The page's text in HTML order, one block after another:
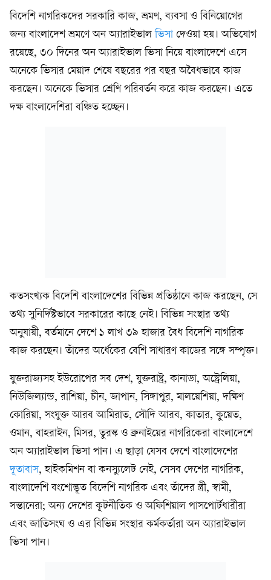
বিদেশি নাগরিকদের সরকারি কাজ, ভ্রমণ, ব্যবসা ও বিনিয়োগের
জন্য বাংলাদেশ ভ্রমণে অন অ্যারাইভালভিসাদেওয়া হয়। অভিযোগ
রয়েছে, ৩০ দিনের অন অ্যারাইভাল ভিসা নিয়ে বাংলাদেশে এসে
অনেকে ভিসার মেয়াদ শেষে বছরের পর বছর অবৈধভাবে কাজ
করছেন। অনেকে ভিসার শ্রেণি পরিবর্তন করে কাজ করছেন। এতে
দক্ষ বাংলাদেশিরা বঞ্চিত হচ্ছেন।
কতসংখ্যক বিদেশি বাংলাদেশের বিভিন্ন প্রতিষ্ঠানে কাজ করছেন, সে
তথ্য সুনির্দিষ্টভাবে সরকারের কাছে নেই। বিভিন্ন সংস্থার তথ্য
অনুযায়ী, বর্তমানে দেশে ১ লাখ ৩৯ হাজার বৈধ বিদেশি নাগরিক
কাজ করছেন। তাঁদের অর্ধেকের বেশি সাধারণ কাজের সঙ্গে সম্পৃক্ত।
যুক্তরাজ্যসহ ইউরোপের সব দেশ, যুক্তরাষ্ট্র, কানাডা, অস্ট্রেলিয়া,
নিউজিল্যান্ড, রাশিয়া, চীন, জাপান, সিঙ্গাপুর, মালয়েশিয়া, দক্ষিণ
কোরিয়া, সংযুক্ত আরব আমিরাত, সৌদি আরব, কাতার, কুয়েত,
ওমান, বাহরাইন, মিসর, তুরস্ক ও ব্রুনাইয়ের নাগরিকেরা বাংলাদেশে
অন অ্যারাইভাল ভিসা পান। এ ছাড়া যেসব দেশে বাংলাদেশের
দূতাবাস, হাইকমিশন বা কনস্যুলেট নেই, সেসব দেশের নাগরিক,
বাংলাদেশি বংশোদ্ভূত বিদেশি নাগরিক এবং তাঁদের স্ত্রী, স্বামী,
সন্তানেরা; অন্য দেশের কূটনীতিক ও অফিশিয়াল পাসপোর্টধারীরা
এবং জাতিসংঘ ও এর বিভিন্ন সংস্থার কর্মকর্তারা অন অ্যারাইভাল
ভিসা পান।